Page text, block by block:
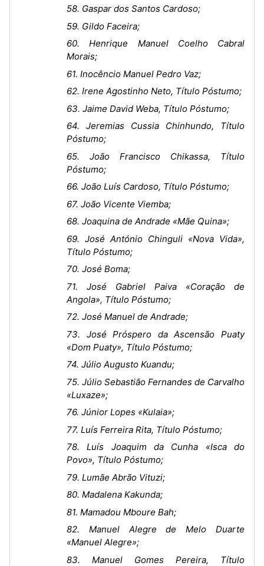
58. Gaspar dos Santos Cardoso;
59. Gildo Faceira;
60. Henrique Manuel Coelho Cabral
Morais;
61. Inocêncio Manuel Pedro Vaz;
62. Irene Agostinho Neto, Título Póstumo;
63. Jaime David Weba, Título Póstumo;
64. Jeremias Cussia Chinhundo, Título
Póstumo;
65. João Francisco Chikassa, Título
Póstumo;
66. João Luís Cardoso, Título Póstumo;
67. João Vicente Viemba;
68. Joaquina de Andrade «Mãe Quina»;
69. José António Chinguli «Nova Vida»,
Título Póstumo;
70. José Boma;
71. José Gabriel Paiva «Coração de
Angola», Título Póstumo;
72. José Manuel de Andrade;
73. José Próspero da Ascensão Puaty
«Dom Puaty», Título Póstumo;
74. Júlio Augusto Kuandu;
75. Júlio Sebastião Fernandes de Carvalho
«Luxaze»;
76. Júnior Lopes «Kulaia»;
77. Luís Ferreira Rita, Título Póstumo;
78. Luís Joaquim da Cunha «Isca do
Povo», Título Póstumo;
79. Lumãe Abrão Vituzi;
80. Madalena Kakunda;
81. Mamadou Mboure Bah;
82. Manuel Alegre de Melo Duarte
«Manuel Alegre»;
83. Manuel Gomes Pereira, Título